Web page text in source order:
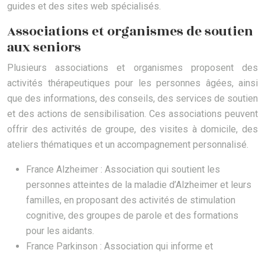
guides et des sites web spécialisés.
Associations et organismes de soutien
aux seniors
Plusieurs associations et organismes proposent des
activités thérapeutiques pour les personnes âgées, ainsi
que des informations, des conseils, des services de soutien
et des actions de sensibilisation. Ces associations peuvent
offrir des activités de groupe, des visites à domicile, des
ateliers thématiques et un accompagnement personnalisé.
France Alzheimer : Association qui soutient les
personnes atteintes de la maladie d’Alzheimer et leurs
familles, en proposant des activités de stimulation
cognitive, des groupes de parole et des formations
pour les aidants.
France Parkinson : Association qui informe et